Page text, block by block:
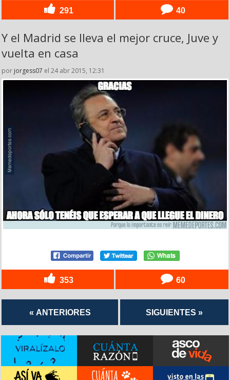
291 40
Y el Madrid se lleva el mejor cruce, Juve y
vuelta en casa
por jorgess07 el 24 abr 2015, 12:31
353 60
« ANTERIORES SIGUIENTES »